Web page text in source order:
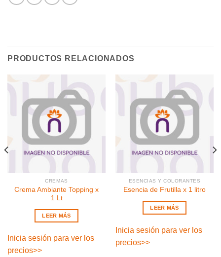
PRODUCTOS RELACIONADOS
CREMAS
Crema Ambiante Topping x
1 Lt
LEER MÁS
Inicia sesión para ver los
precios>>
ESENCIAS Y COLORANTES
Esencia de Frutilla x 1 litro
LEER MÁS
Inicia sesión para ver los
precios>>